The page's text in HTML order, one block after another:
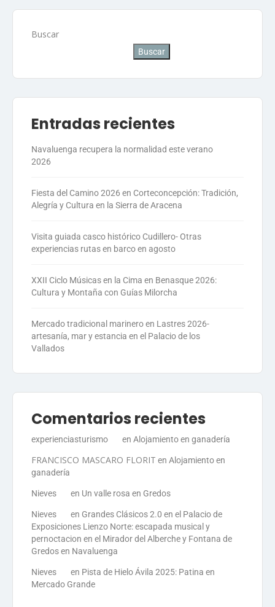
Buscar
Buscar
Entradas recientes
Navaluenga recupera la normalidad este verano
2026
Fiesta del Camino 2026 en Corteconcepción: Tradición,
Alegría y Cultura en la Sierra de Aracena
Visita guiada casco histórico Cudillero- Otras
experiencias rutas en barco en agosto
XXII Ciclo Músicas en la Cima en Benasque 2026:
Cultura y Montaña con Guías Milorcha
Mercado tradicional marinero en Lastres 2026-
artesanía, mar y estancia en el Palacio de los
Vallados
Comentarios recientes
experienciasturismo en Alojamiento en ganadería
FRANCISCO MASCARO FLORIT en Alojamiento en
ganadería
Nieves en Un valle rosa en Gredos
Nieves en Grandes Clásicos 2.0 en el Palacio de
Exposiciones Lienzo Norte: escapada musical y
pernoctacion en el Mirador del Alberche y Fontana de
Gredos en Navaluenga
Nieves en Pista de Hielo Ávila 2025: Patina en
Mercado Grande